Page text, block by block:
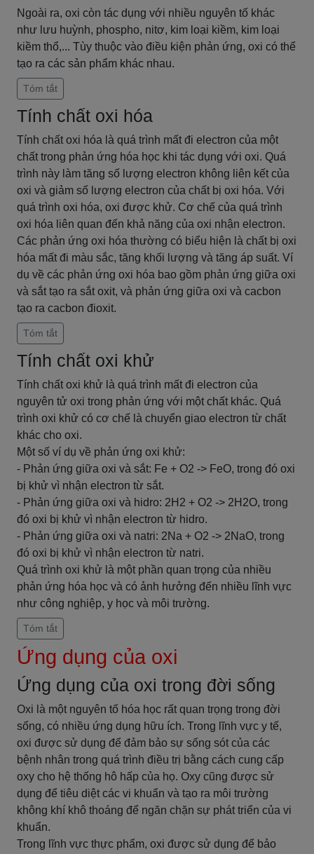
Ngoài ra, oxi còn tác dụng với nhiều nguyên tố khác
như lưu huỳnh, phospho, nitơ, kim loại kiềm, kim loại
kiềm thổ,... Tùy thuộc vào điều kiện phản ứng, oxi có thể
tạo ra các sản phẩm khác nhau.
Tóm tắt
Tính chất oxi hóa
Tính chất oxi hóa là quá trình mất đi electron của một
chất trong phản ứng hóa học khi tác dụng với oxi. Quá
trình này làm tăng số lượng electron không liên kết của
oxi và giảm số lượng electron của chất bị oxi hóa. Với
quá trình oxi hóa, oxi được khử. Cơ chế của quá trình
oxi hóa liên quan đến khả năng của oxi nhận electron.
Các phản ứng oxi hóa thường có biểu hiện là chất bị oxi
hóa mất đi màu sắc, tăng khối lượng và tăng áp suất. Ví
dụ về các phản ứng oxi hóa bao gồm phản ứng giữa oxi
và sắt tạo ra sắt oxit, và phản ứng giữa oxi và cacbon
tạo ra cacbon đioxit.
Tóm tắt
Tính chất oxi khử
Tính chất oxi khử là quá trình mất đi electron của
nguyên tử oxi trong phản ứng với một chất khác. Quá
trình oxi khử có cơ chế là chuyển giao electron từ chất
khác cho oxi.
Một số ví dụ về phản ứng oxi khử:
- Phản ứng giữa oxi và sắt: Fe + O2 -> FeO, trong đó oxi
bị khử vì nhận electron từ sắt.
- Phản ứng giữa oxi và hidro: 2H2 + O2 -> 2H2O, trong
đó oxi bị khử vì nhận electron từ hidro.
- Phản ứng giữa oxi và natri: 2Na + O2 -> 2NaO, trong
đó oxi bị khử vì nhận electron từ natri.
Quá trình oxi khử là một phần quan trọng của nhiều
phản ứng hóa học và có ảnh hưởng đến nhiều lĩnh vực
như công nghiệp, y học và môi trường.
Tóm tắt
Ứng dụng của oxi
Ứng dụng của oxi trong đời sống
Oxi là một nguyên tố hóa học rất quan trọng trong đời
sống, có nhiều ứng dụng hữu ích. Trong lĩnh vực y tế,
oxi được sử dụng để đảm bảo sự sống sót của các
bệnh nhân trong quá trình điều trị bằng cách cung cấp
oxy cho hệ thống hô hấp của họ. Oxy cũng được sử
dụng để tiêu diệt các vi khuẩn và tạo ra môi trường
không khí khô thoáng để ngăn chặn sự phát triển của vi
khuẩn.
Trong lĩnh vực thực phẩm, oxi được sử dụng để bảo